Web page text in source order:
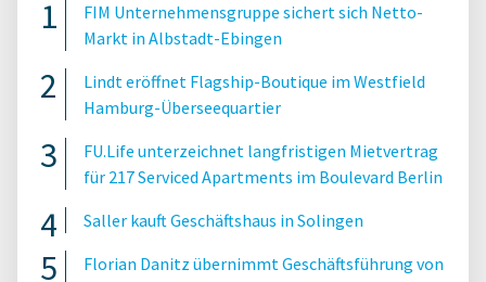
FIM Unternehmensgruppe sichert sich Netto-
Markt in Albstadt-Ebingen
Lindt eröffnet Flagship-Boutique im Westfield
Hamburg-Überseequartier
FU.Life unterzeichnet langfristigen Mietvertrag
für 217 Serviced Apartments im Boulevard Berlin
Saller kauft Geschäftshaus in Solingen
Florian Danitz übernimmt Geschäftsführung von